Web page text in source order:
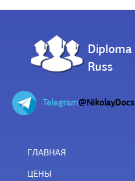
Diploma
Russ
Telegram@NikolayDocs
ГЛАВНАЯ
ЦЕНЫ